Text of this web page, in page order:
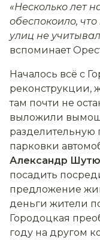
«Несколько лет
обеспокоило,
улиц не
вспоминает
Началось всё с
реконструкции,
там почти не
выложили
разделительную
парковки
Александр
посадить
предложение
деньги жители
Городоцкая
году на другом